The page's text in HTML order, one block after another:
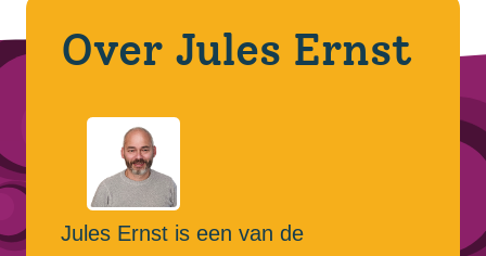
Over Jules Ernst
Jules Ernst is een van de